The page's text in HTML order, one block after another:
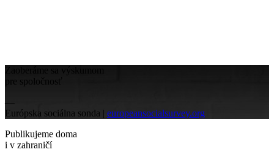
pre spoločnosť
—
Európska sociálna sonda | europeansocialsurvey.org
Publikujeme doma
i v zahraničí